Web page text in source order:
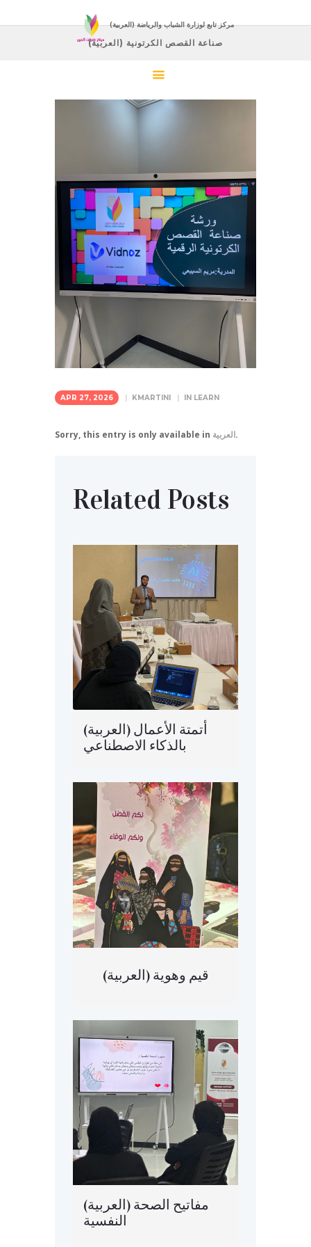
(العربية) مركز تابع لوزارة الشباب والرياضة
(العربية) صناعة القصص الكرتونية
APR 27, 2026 KMARTINI IN LEARN
Sorry, this entry is only available in العربية.
Related Posts
(العربية) أتمتة الأعمال
بالذكاء الاصطناعي
(العربية) قيم وهوية
(العربية) مفاتيح الصحة
النفسية